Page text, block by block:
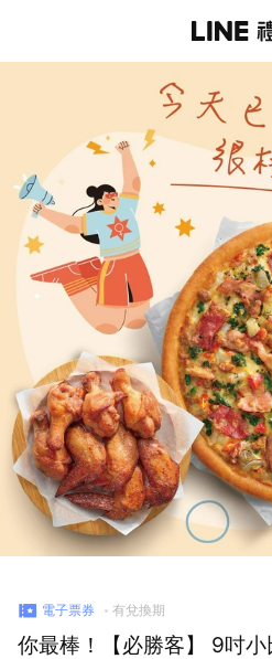
電子票券 有兌換期
你最棒！【必勝客】 9吋